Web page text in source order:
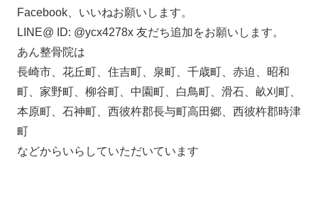
Facebook、いいねお願いします。
LINE@ ID: @ycx4278x 友だち追加をお願いします。
あん整骨院は
長崎市、花丘町、住吉町、泉町、千歳町、赤迫、昭和
町、家野町、柳谷町、中園町、白鳥町、滑石、畝刈町、
本原町、石神町、西彼杵郡長与町高田郷、西彼杵郡時津
町
などからいらしていただいています